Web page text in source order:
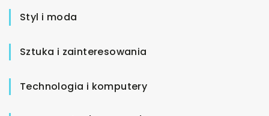
Styl i moda
Sztuka i zainteresowania
Technologia i komputery